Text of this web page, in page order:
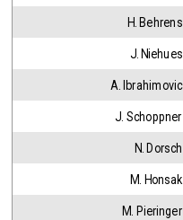
H. Behrens
J. Niehues
A. Ibrahimovic
J. Schoppner
N. Dorsch
M. Honsak
M. Pieringer